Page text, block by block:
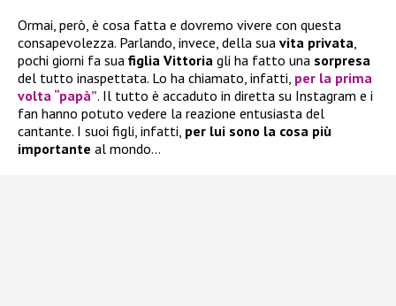
Ormai, però, è cosa fatta e dovremo vivere con questa
consapevolezza. Parlando, invece, della sua vita privata,
pochi giorni fa sua figlia Vittoria gli ha fatto una sorpresa
del tutto inaspettata. Lo ha chiamato, infatti, per la prima
volta “papà”. Il tutto è accaduto in diretta su Instagram e i
fan hanno potuto vedere la reazione entusiasta del
cantante. I suoi figli, infatti, per lui sono la cosa più
importante al mondo…